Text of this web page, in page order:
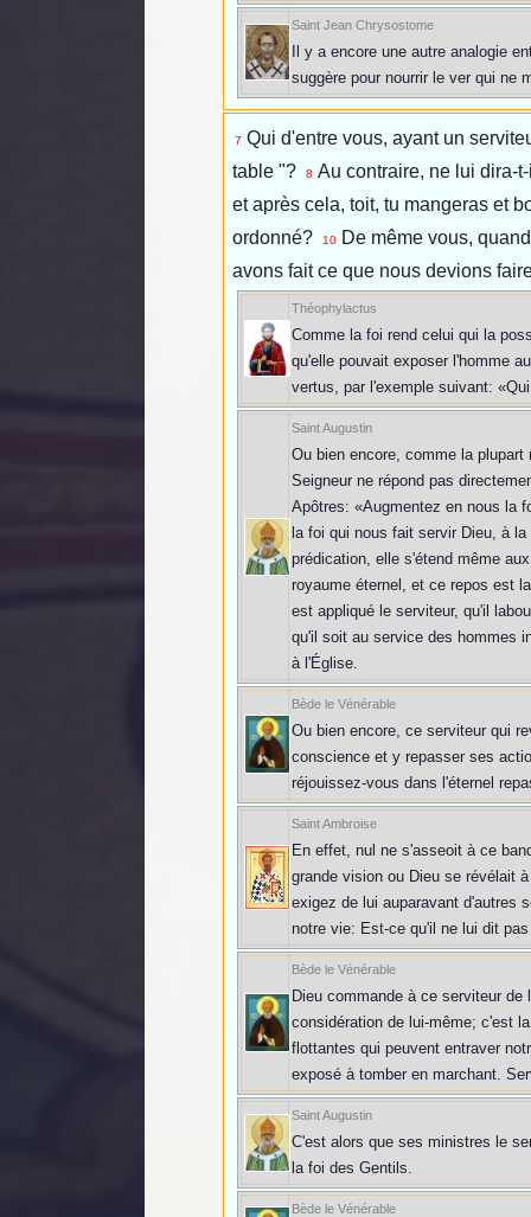
Saint Jean Chrysostome
Il y a encore une autre analogie
suggère pour nourrir le ver qui ne
7 Qui d'entre vous, ayant un
table "?
8 Au contraire, ne lui dira-
et après cela, toit, tu mangeras et
ordonné?
10 De même vous,
avons fait ce que nous devions
Théophylactus
Comme la foi rend celui qui la
qu'elle pouvait exposer l'homme
vertus, par l'exemple suivant:
Saint Augustin
Ou bien encore, comme la
Seigneur ne répond pas
Apôtres: «Augmentez en nous la
la foi qui nous fait servir Dieu, à
prédication, elle s'étend même
royaume éternel, et ce repos est
est appliqué le serviteur, qu'il
qu'il soit au service des hommes
à l'Église.
Bède le Vénérable
Ou bien encore, ce serviteur qui
conscience et y repasser ses
réjouissez-vous dans l'éternel
Saint Ambroise
En effet, nul ne s'asseoit à ce
grande vision ou Dieu se révélait
exigez de lui auparavant d'autres
notre vie: Est-ce qu'il ne lui dit
Bède le Vénérable
Dieu commande à ce serviteur
considération de lui-même; c'est
flottantes qui peuvent entraver
exposé à tomber en marchant.
Saint Augustin
C'est alors que ses ministres le
la foi des Gentils.
Bède le Vénérable